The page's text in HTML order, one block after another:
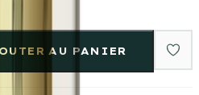
AU PANIER